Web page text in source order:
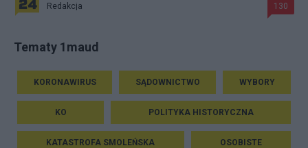
Redakcja 130
Tematy 1maud
KORONAWIRUS SĄDOWNICTWO WYBORY
KO POLITYKA HISTORYCZNA
KATASTROFA SMOLEŃSKA OSOBISTE